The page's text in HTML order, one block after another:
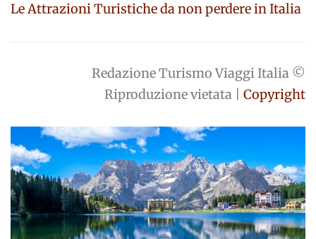
Le Attrazioni Turistiche da non perdere in Italia
Redazione Turismo Viaggi Italia ©
Riproduzione vietata | Copyright